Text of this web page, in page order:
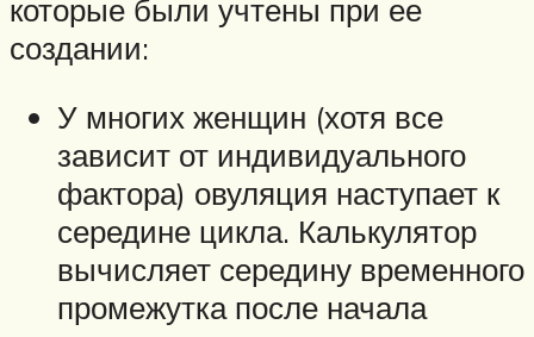
которые были учтены при ее
создании:
У многих женщин (хотя все
зависит от индивидуального
фактора) овуляция наступает к
середине цикла. Калькулятор
вычисляет середину временного
промежутка после начала